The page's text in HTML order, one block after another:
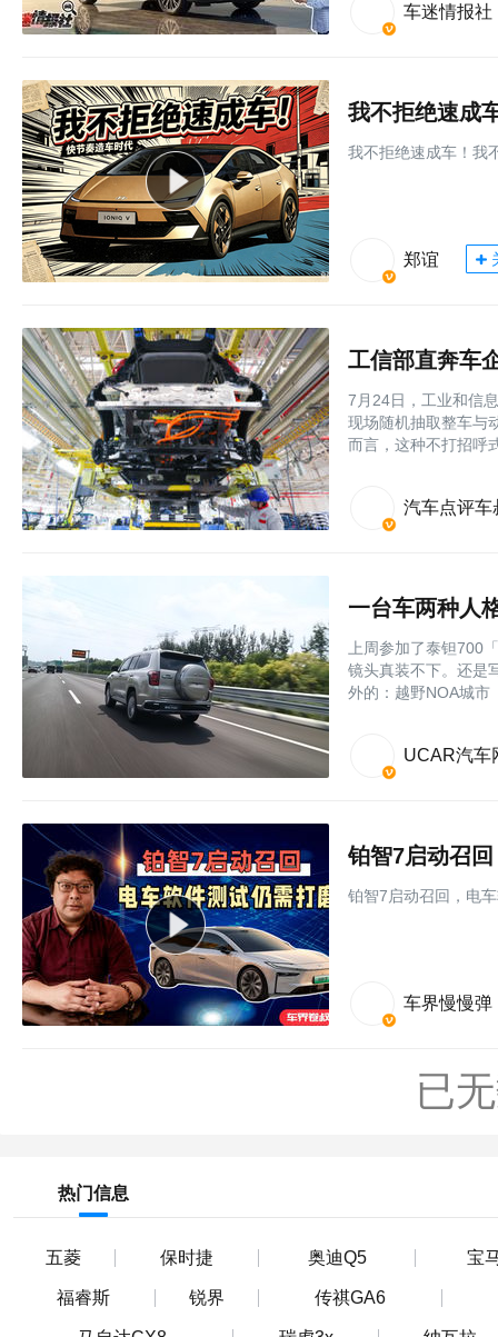
车迷情报社
我不拒绝速成
我不拒绝速成车！我
郑谊
工信部直奔车
7月24日，工业和信
现场随机抽取整车与
而言，这种不打招呼
汽车点评车
一台车两种人
上周参加了泰钽700
镜头真装不下。还是
外的：越野NOA城市
UCAR汽车
铂智7启动召
铂智7启动召回，电
车界慢慢弹
已
热门信息
五菱 保时捷 奥迪Q5 宝
福睿斯 锐界 传祺GA6